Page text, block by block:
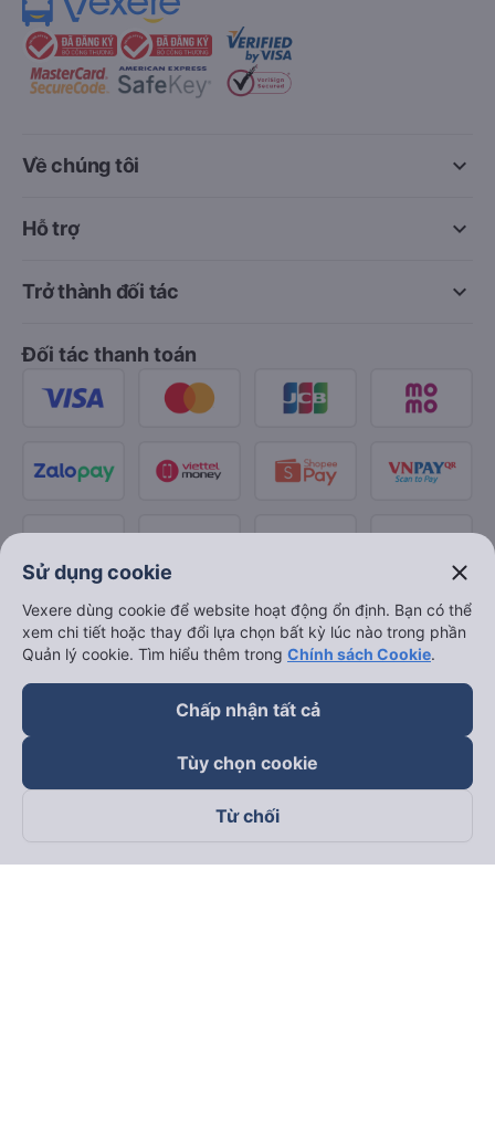
keyboard_arrow_down
Về chúng tôi
keyboard_arrow_down
Hỗ trợ
keyboard_arrow_down
Trở thành đối tác
Đối tác thanh toán
Theo dõi chúng tôi trên
Sử dụng cookie close
Vexere dùng cookie để website hoạt động ổn định. Bạn có thể
xem chi tiết hoặc thay đổi lựa chọn bất kỳ lúc nào trong phần
Quản lý cookie. Tìm hiểu thêm trong Chính sách Cookie.
Chấp nhận tất cả
Tùy chọn cookie
Từ chối